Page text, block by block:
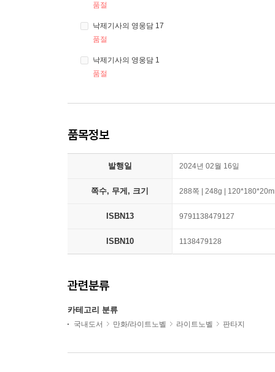
품절
낙제기사의 영웅담 17
품절
낙제기사의 영웅담 1
품절
품목정보
발행일 2024년 02월 16일
쪽수, 무게, 크기 288쪽 | 248g |
ISBN13 9791138479127
ISBN10 1138479128
관련분류
카테고리 분류
국내도서 만화/라이트노벨 라이트노벨 판타지